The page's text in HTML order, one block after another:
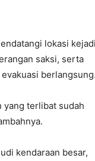
lokasi
saksi, serta
berlangsung.
yang terlibat sudah
kendaraan besar,